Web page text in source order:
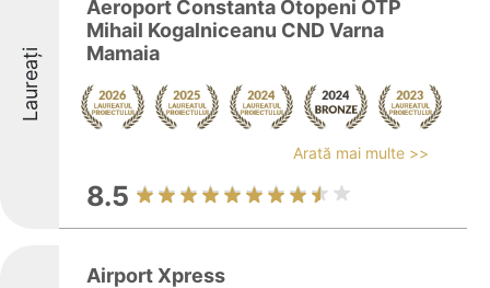
Laureați
Aeroport Constanta Otopeni OTP
Mihail Kogalniceanu CND Varna
Mamaia
Arată mai multe >>
8.5
Airport Xpress